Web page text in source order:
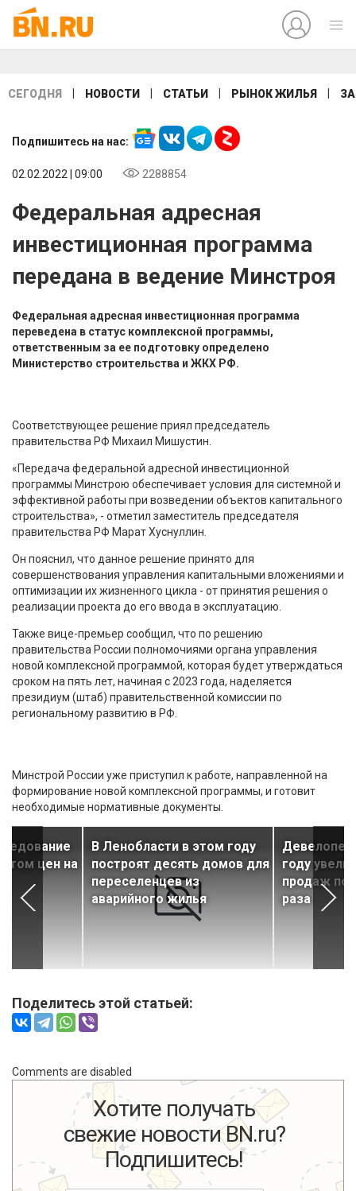
СЕГОДНЯ НОВОСТИ СТАТЬИ РЫНОК ЖИЛЬЯ
Подпишитесь на нас:
02.02.2022 | 09:00 2288854
Федеральная адресная
инвестиционная программа
передана в ведение Минстроя
Федеральная адресная инвестиционная программа
переведена в статус комплексной программы,
ответственным за ее подготовку определено
Министерство строительства и ЖКХ РФ.
Соответствующее решение приял председатель
правительства РФ Михаил Мишустин.
«Передача федеральной адресной инвестиционной
программы Минстрою обеспечивает условия для системной и
эффективной работы при возведении объектов капитального
строительства», - отметил заместитель председателя
правительства РФ Марат Хуснуллин.
Он пояснил, что данное решение принято для
совершенствования управления капитальными вложениями и
оптимизации их жизненного цикла - от принятия решения о
реализации проекта до его ввода в эксплуатацию.
Также вице-премьер сообщил, что по решению
правительства России полномочиями органа управления
новой комплексной программой, которая будет утверждаться
сроком на пять лет, начиная с 2023 года, наделяется
президиум (штаб) правительственной комиссии по
региональному развитию в РФ.
Минстрой России уже приступил к работе, направленной на
формирование новой комплексной программы, и готовит
необходимые нормативные документы.
цен на
В Ленобласти в этом году
построят десять домов для
переселенцев из
аварийного жилья
Девелопер
году
продаж
раза
Поделитесь этой статьей:
Comments are disabled
Хотите получать
свежие новости BN.ru?
Подпишитесь!